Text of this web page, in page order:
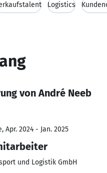
Logistics
von André Neeb
Apr. 2024 - Jan. 2025
und Logistik GmbH